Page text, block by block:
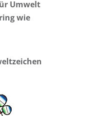
Umwelt
wie